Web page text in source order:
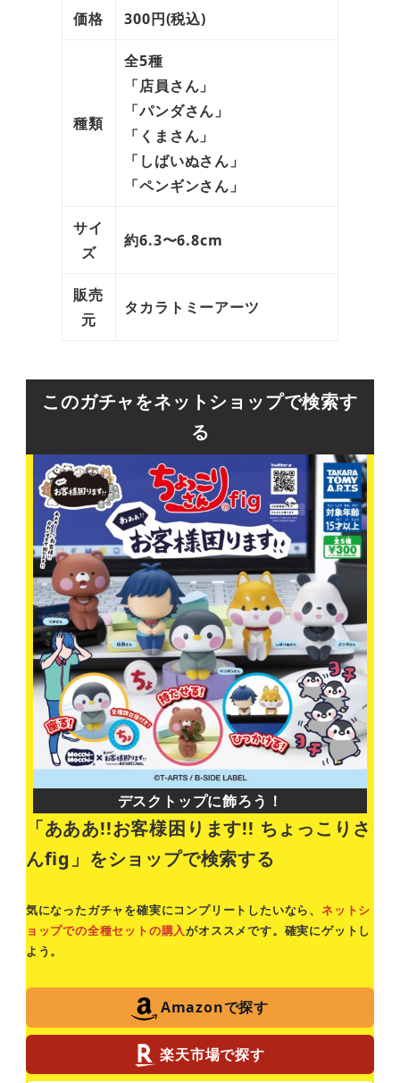
価格 300円(税込)
種類
全5種
「店員さん」
「パンダさん」
「くまさん」
「しばいぬさん」
「ペンギンさん」
サイ
ズ
約6.3〜6.8cm
販売
元
タカラトミーアーツ
このガチャをネットショップで検索す
る
デスクトップに飾ろう！
「あああ!!お客様困ります!! ちょっこりさ
んfig」 をショップで検索する
気になったガチャを確実にコンプリートしたいなら、 ネットシ
ョップでの全種セットの購入がオススメです。確実にゲットし
よう。
Amazonで探す
楽天市場で探す